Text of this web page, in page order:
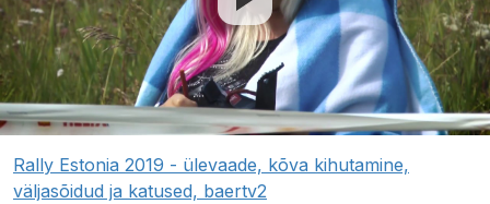
Rally Estonia 2019 - ülevaade, kõva kihutamine,
väljasõidud ja katused, baertv2